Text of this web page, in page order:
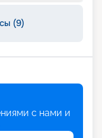
(9)
с нами и